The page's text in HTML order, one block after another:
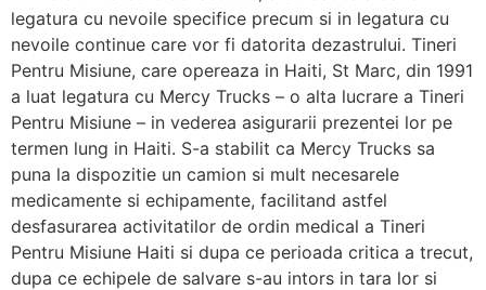
legatura cu nevoile specifice precum si in legatura cu
nevoile continue care vor fi datorita dezastrului. Tineri
Pentru Misiune, care opereaza in Haiti, St Marc, din 1991
a luat legatura cu Mercy Trucks – o alta lucrare a Tineri
Pentru Misiune – in vederea asigurarii prezentei lor pe
termen lung in Haiti. S-a stabilit ca Mercy Trucks sa
puna la dispozitie un camion si mult necesarele
medicamente si echipamente, facilitand astfel
desfasurarea activitatilor de ordin medical a Tineri
Pentru Misiune Haiti si dupa ce perioada critica a trecut,
dupa ce echipele de salvare s-au intors in tara lor si